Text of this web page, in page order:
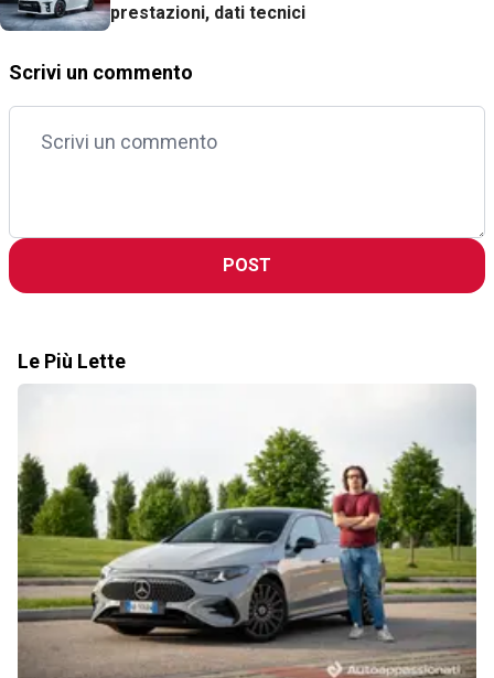
prestazioni, dati tecnici
Scrivi un commento
POST
Le Più Lette